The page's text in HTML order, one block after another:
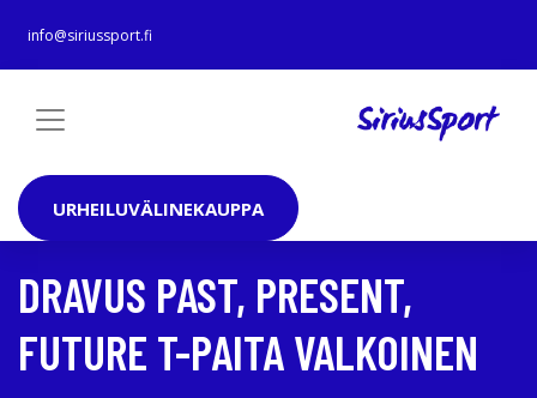
info@siriussport.fi
URHEILUVÄLINEKAUPPA
DRAVUS PAST, PRESENT,
FUTURE T-PAITA VALKOINEN